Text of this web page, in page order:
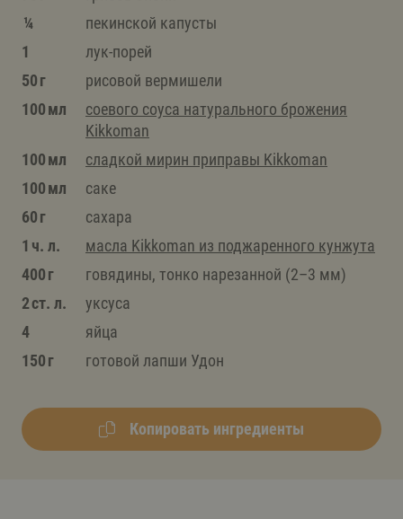
¼
пекинской капусты
1
лук-порей
50 г
рисовой вермишели
100 мл
соевого соуса натурального брожения
Kikkoman
100 мл
сладкой мирин приправы Kikkoman
100 мл
саке
60 г
сахара
1 ч. л.
масла Kikkoman из поджаренного кунжута
400 г
говядины, тонко нарезанной (2–3 мм)
2 ст. л.
уксуса
4
яйца
150 г
готовой лапши Удон
Копировать ингредиенты